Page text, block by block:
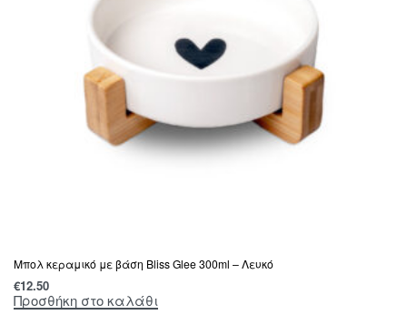
Μπολ κεραμικό με βάση Bliss Glee 300ml – Λευκό
€12.50
Προσθήκη στο καλάθι